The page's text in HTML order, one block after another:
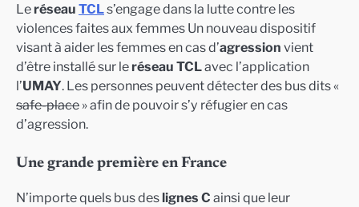
Le réseau TCLs’engage dans la lutte contre les
violences faites aux femmes Un nouveau dispositif
visant à aider les femmes en cas d’agression vient
d’être installé sur le réseau TCLavec l’application
l’UMAY. Les personnes peuvent détecter des bus dits «
safe-place » afin de pouvoir s’y réfugier en cas
d’agression.
Une grande première en France
N’importe quels bus deslignes C ainsi que leur